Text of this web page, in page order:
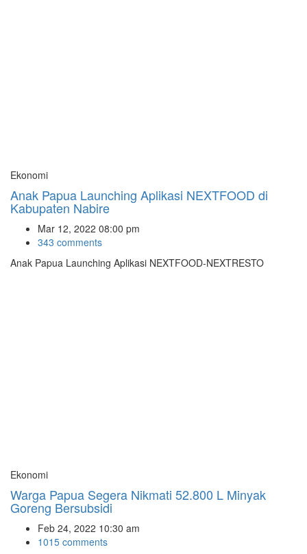
Ekonomi
Anak Papua Launching Aplikasi NEXTFOOD di
Kabupaten Nabire
Mar 12, 2022 08:00 pm
343 comments
Anak Papua Launching Aplikasi NEXTFOOD-NEXTRESTO
Ekonomi
Warga Papua Segera Nikmati 52.800 L Minyak
Goreng Bersubsidi
Feb 24, 2022 10:30 am
1015 comments